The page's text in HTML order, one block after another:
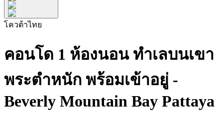
โควต้าไทย
คอนโด 1 ห้องนอน ทำเลบนเขา
พระตำหนัก พร้อมเข้าอยู่ -
Beverly Mountain Bay Pattaya